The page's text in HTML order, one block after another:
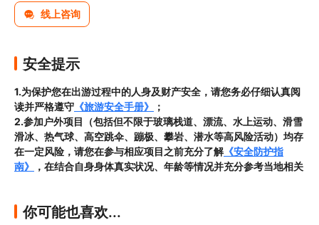
线上咨询
安全提示
1.为保护您在出游过程中的人身及财产安全，请您务必仔细认真阅
读并严格遵守 《旅游安全手册》
；
2.参加户外项目（包括但不限于玻璃栈道、漂流、水上运动、滑雪
滑冰、热气球、高空跳伞、蹦极、攀岩、潜水等高风险活动）均存
在一定风险，请您在参与相应项目之前充分了解《安全防护指
南》
，在结合自身身体真实状况、年龄等情况并充分参考当地相关
患者及严重恐高、体质较弱的游客参加本产品内包含的项目，
你可能也喜欢...